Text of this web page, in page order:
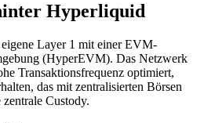
Hyperliquid
Layer 1 mit einer EVM-
(HyperEVM). Das Netzwerk
Transaktionsfrequenz optimiert,
das mit zentralisierten Börsen
Custody.